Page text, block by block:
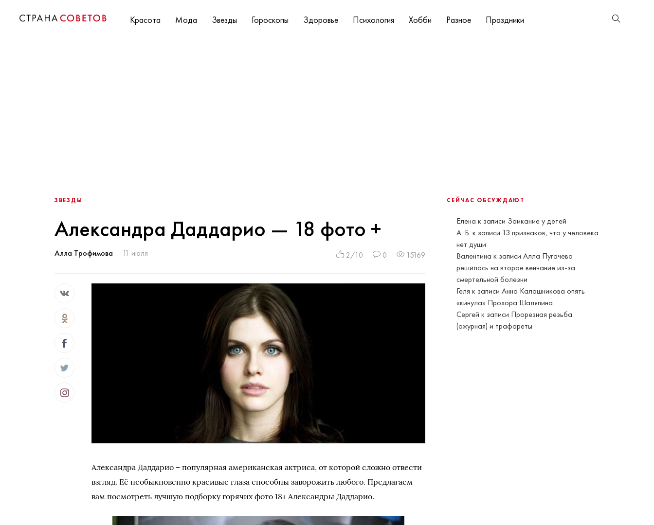
Красота Мода Звезды Гороскопы Здоровье Психология Хобби Разное Праздники
СЕЙЧАС ОБСУЖДАЮТ
Елена к записи Заикание у детей
А. Б. к записи 13 признаков, что у человека
нет души
Валентина к записиАлла Пугачёва
решилась на второе венчание из-за
смертельной болезни
Геля к записиАнна Калашникова опять
«кинула» Прохора Шаляпина
Сергей к записи Прорезная резьба
(ажурная) и трафареты
ЗВЕЗДЫ
Александра Даддарио — 18 фото +
Алла Трофимова 11 июля 2/10 0 15169
Александра Даддарио – популярная американская актриса, от которой сложно отвести
взгляд. Её необыкновенно красивые глаза способны заворожить любого. Предлагаем
вам посмотреть лучшую подборку горячих фото 18+ Александры Даддарио.